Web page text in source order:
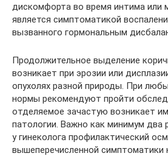
дискомфорта во время интима или
является симптоматикой
вызванного гормональным
Продолжительное выделение
возникает при эрозии или
опухолях разной природы. При
нормы рекомендуют пройти
отделяемое зачастую возникает
патологии. Важно как минимум два
у гинеколога профилактический
вышеперечисленной симптоматики